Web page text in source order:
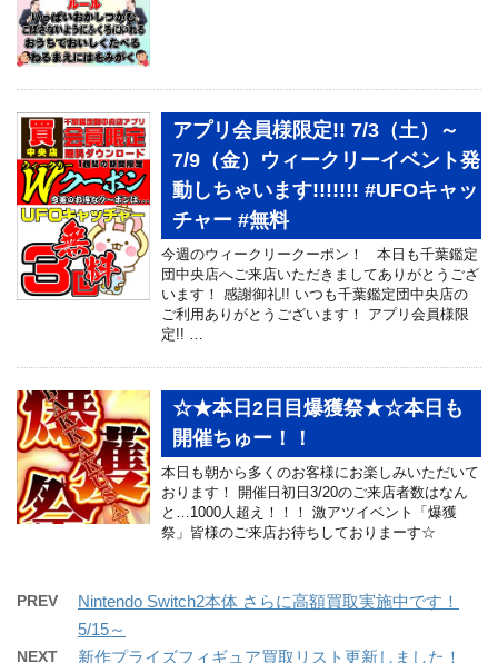
アプリ会員様限定!! 7/3（土）～
7/9（金）ウィークリーイベント発
動しちゃいます!!!!!!! #UFOキャッ
チャー #無料
今週のウィークリークーポン！ 本日も千葉鑑定
団中央店へご来店いただきましてありがとうござ
います！ 感謝御礼!! いつも千葉鑑定団中央店の
ご利用ありがとうございます！ アプリ会員様限
定!! …
☆★本日2日目爆獲祭★☆本日も
開催ちゅー！！
本日も朝から多くのお客様にお楽しみいただいて
おります！ 開催日初日3/20のご来店者数はなん
と…1000人超え！！！ 激アツイベント「爆獲
祭」皆様のご来店お待ちしておりまーす☆
PREV
Nintendo Switch2本体 さらに高額買取実施中です！
5/15～
NEXT
新作プライズフィギュア買取リスト更新しました！